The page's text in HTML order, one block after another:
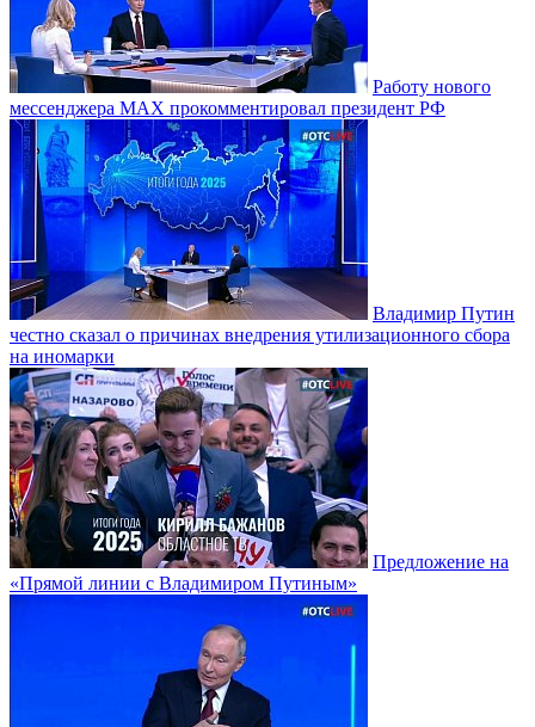
Работу нового
мессенджера MAX прокомментировал президент РФ
Владимир Путин
честно сказал о причинах внедрения утилизационного сбора
на иномарки
Предложение на
«Прямой линии с Владимиром Путиным»